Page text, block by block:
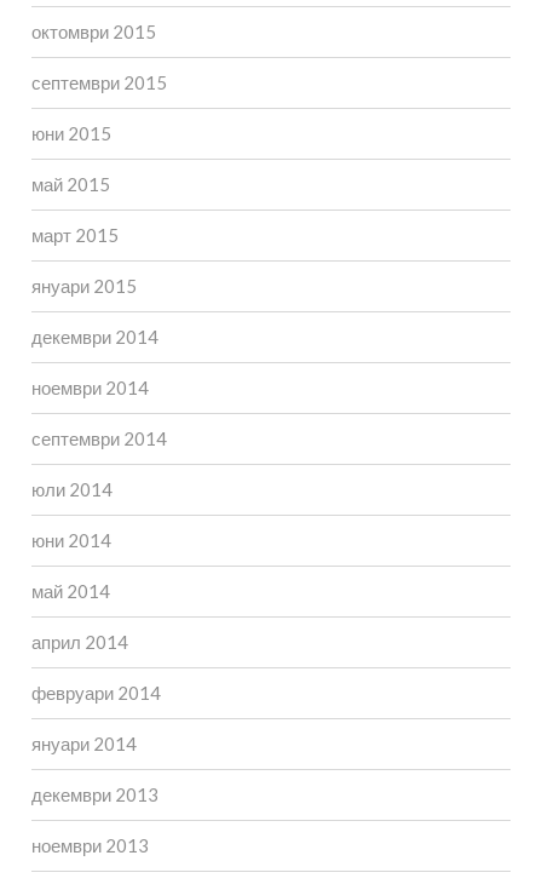
октомври 2015
септември 2015
юни 2015
май 2015
март 2015
януари 2015
декември 2014
ноември 2014
септември 2014
юли 2014
юни 2014
май 2014
април 2014
февруари 2014
януари 2014
декември 2013
ноември 2013